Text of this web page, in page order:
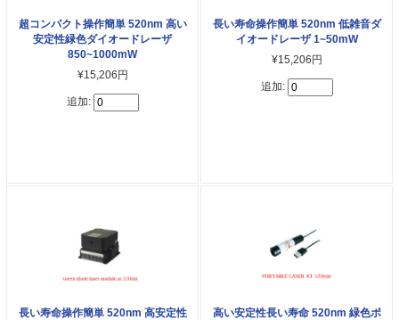
超コンパクト操作簡単 520nm 高い
安定性緑色ダイオードレーザ
850~1000mW
¥15,206円
追加:
長い寿命操作簡単 520nm 低雑音ダ
イオードレーザ 1~50mW
¥15,206円
追加:
長い寿命操作簡単 520nm 高安定性
高い安定性長い寿命 520nm 緑色ポ